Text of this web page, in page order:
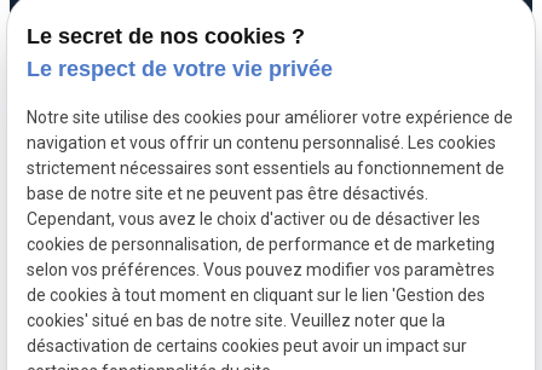
site
légales
Traitement des
réclamations
Politique de
confidentialité
Gestion
des
Siret :
Le secret de nos cookies ?
Le respect de votre vie privée
Notre site utilise des cookies pour améliorer votre expérience de
navigation et vous offrir un contenu personnalisé. Les cookies
strictement nécessaires sont essentiels au fonctionnement de
base de notre site et ne peuvent pas être désactivés.
Cependant, vous avez le choix d'activer ou de désactiver les
cookies de personnalisation, de performance et de marketing
selon vos préférences. Vous pouvez modifier vos paramètres
de cookies à tout moment en cliquant sur le lien 'Gestion des
cookies' situé en bas de notre site. Veuillez noter que la
désactivation de certains cookies peut avoir un impact sur